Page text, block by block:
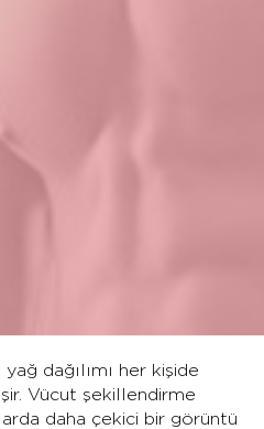
dağılımı her kişide
Vücut şekillendirme
daha çekici bir görüntü